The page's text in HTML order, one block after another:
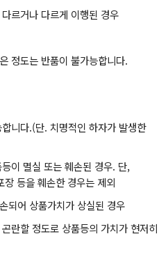
르거나 다르게 이행된 경우
정도는 반품이 불가능합니다.
니다.(단. 치명적인 하자가 발생한
이 멸실 또는 훼손된 경우. 단,
등을 훼손한 경우는 제외
되어 상품가치가 상실된 경우
란할 정도로 상품등의 가치가 현저히